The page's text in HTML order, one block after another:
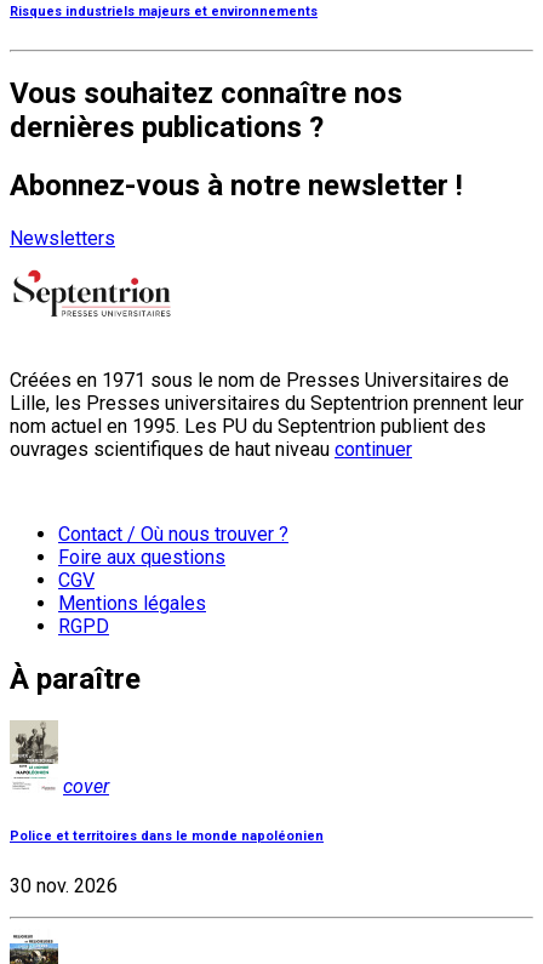
Risques industriels majeurs et environnements
Vous souhaitez connaître nos
dernières publications ?
Abonnez-vous à notre newsletter !
Newsletters
Créées en 1971 sous le nom de Presses Universitaires de
Lille, les Presses universitaires du Septentrion prennent leur
nom actuel en 1995. Les PU du Septentrion publient des
ouvrages scientifiques de haut niveau continuer
Contact / Où nous trouver ?
Foire aux questions
CGV
Mentions légales
RGPD
À paraître
cover
Police et territoires dans le monde napoléonien
30 nov. 2026